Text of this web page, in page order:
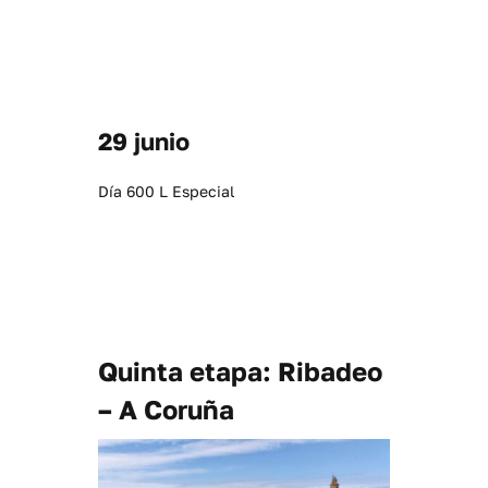
29 junio
Día 600 L Especial
Quinta etapa: Ribadeo
– A Coruña